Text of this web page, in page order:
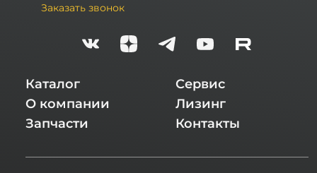
Заказать звонок
Каталог
О компании
Запчасти
Сервис
Лизинг
Контакты